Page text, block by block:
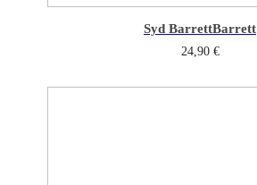
Syd BarrettBarrett
24,90 €